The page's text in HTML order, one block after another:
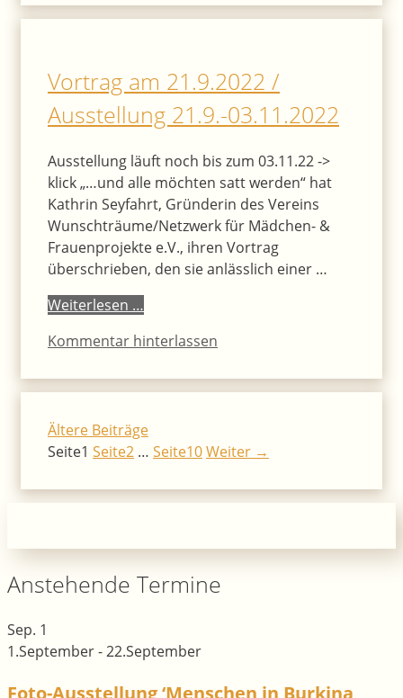
Vortrag am 21.9.2022 /
Ausstellung 21.9.-03.11.2022
Ausstellung läuft noch bis zum 03.11.22 ->
klick „…und alle möchten satt werden“ hat
Kathrin Seyfahrt, Gründerin des Vereins
Wunschträume/Netzwerk für Mädchen- &
Frauenprojekte e.V., ihren Vortrag
überschrieben, den sie anlässlich einer …
Weiterlesen …
Kommentar hinterlassen
Ältere Beiträge
Seite1 Seite2 … Seite10Weiter →
Anstehende Termine
Sep. 1
1.September-22.September